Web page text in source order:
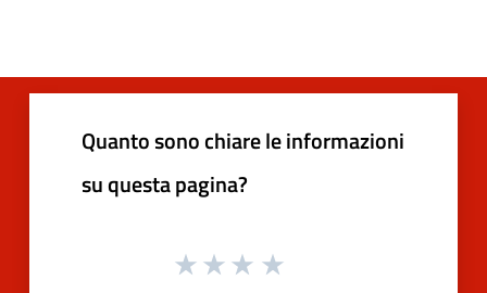
Quanto sono chiare le informazioni
su questa pagina?